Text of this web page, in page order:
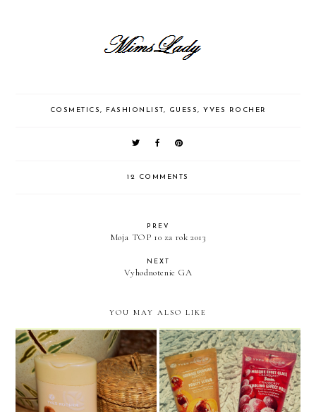
COSMETICS, FASHIONLIST, GUESS, YVES ROCHER
12 COMMENTS
PREV
Moja TOP 10 za rok 2013
NEXT
Vyhodnotenie GA
YOU MAY ALSO LIKE
Makadámiová bomba na
sprchovanie
Novinky od YR